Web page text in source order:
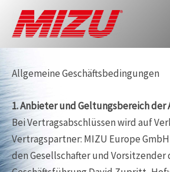
Inhalt
springen
Allgemeine Geschäftsbedingungen
1. Anbieter und Geltungsbereich der
Bei Vertragsabschlüssen wird auf
Vertragspartner: MIZU Europe
den Gesellschafter und Vorsitzender